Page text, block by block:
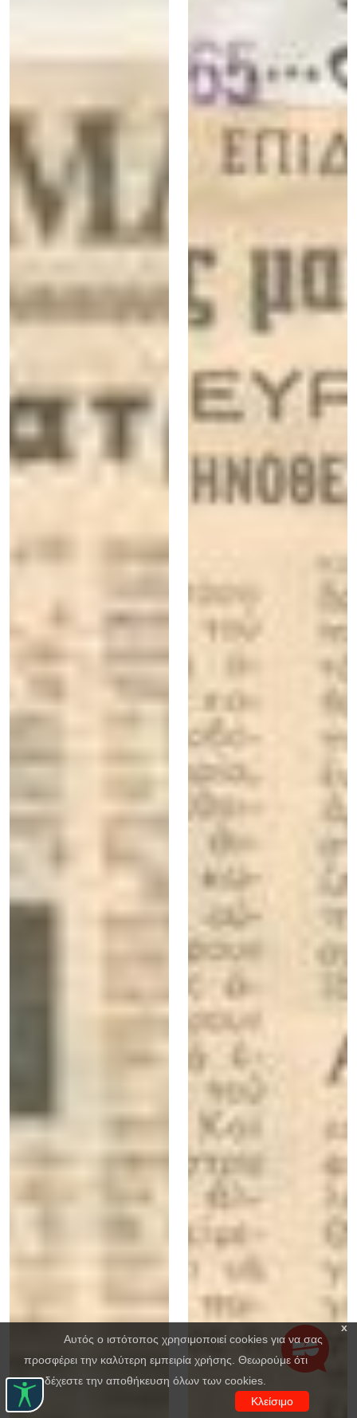
x
Αυτός ο ιστότοπος χρησιμοποιεί cookies για να σας
προσφέρει την καλύτερη εμπειρία χρήσης. Θεωρούμε ότι
αποδέχεστε την αποθήκευση όλων των cookies.
Κλείσιμο